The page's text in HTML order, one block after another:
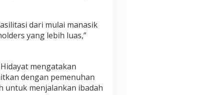
dari mulai manasik
yang lebih luas,”
mengatakan
dengan pemenuhan
untuk menjalankan ibadah